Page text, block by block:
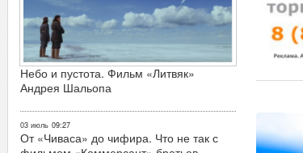
Небо и пустота. Фильм «Литвяк»
Андрея Шальопа
03 июль 09:27
От «Чиваса» до чифира. Что не так с